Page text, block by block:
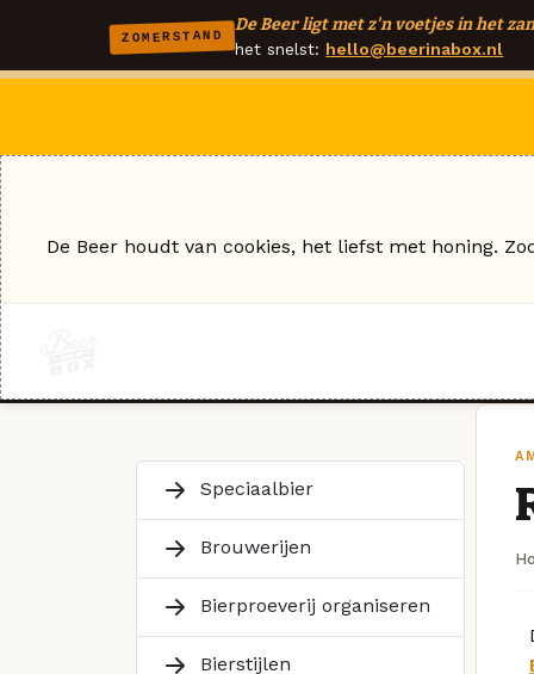
ZOMERSTAND
De Beer ligt met z'n voetjes in het
het snelst: hello@beerinabox.nl
Speciaalbier
Brouwerijen
Bierproeverij organiseren
Bierstijlen
De Beer houdt van cookies, het liefst met honing.